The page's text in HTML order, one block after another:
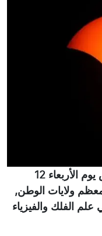
يرتقب حدوث كسوف جزئي للشمس يوم الأربعاء 12
ولايات الوطن,
علم الفلك والفيزياء